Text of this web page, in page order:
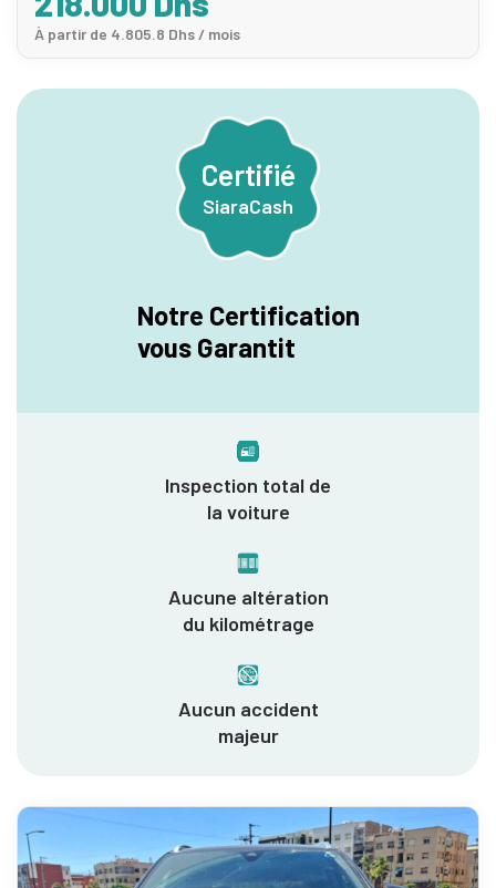
À partir de 4.805.8 Dhs / mois
Certifié
SiaraCash
Notre Certification
vous Garantit
Inspection total de
la voiture
Aucune altération
du kilométrage
Aucun accident
majeur